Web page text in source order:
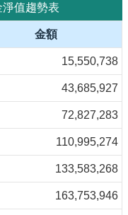
值趨勢表
金額
15,550,738
43,685,927
72,827,283
110,995,274
133,583,268
163,753,946